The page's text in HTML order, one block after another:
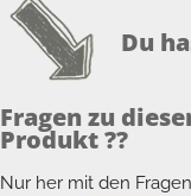
Du
Fragen zu
Produkt ??
Nur her mit den